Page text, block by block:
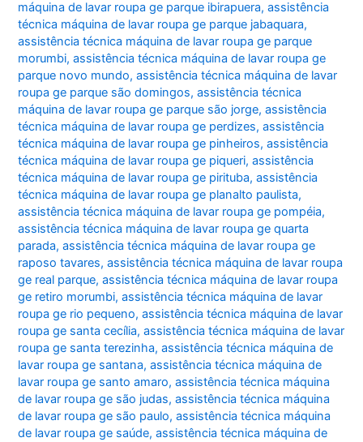
máquina de lavar roupa ge parque ibirapuera,assistência
técnica máquina de lavar roupa ge parque jabaquara,
assistência técnica máquina de lavar roupa ge parque
morumbi,assistência técnica máquina de lavar roupa ge
parque novo mundo,assistência técnica máquina de lavar
roupa ge parque são domingos,assistência técnica
máquina de lavar roupa ge parque são jorge,assistência
técnica máquina de lavar roupa ge perdizes,assistência
técnica máquina de lavar roupa ge pinheiros,assistência
técnica máquina de lavar roupa ge piqueri,assistência
técnica máquina de lavar roupa ge pirituba,assistência
técnica máquina de lavar roupa ge planalto paulista,
assistência técnica máquina de lavar roupa ge pompéia,
assistência técnica máquina de lavar roupa ge quarta
parada,assistência técnica máquina de lavar roupa ge
raposo tavares,assistência técnica máquina de lavar roupa
ge real parque,assistência técnica máquina de lavar roupa
ge retiro morumbi,assistência técnica máquina de lavar
roupa ge rio pequeno,assistência técnica máquina de lavar
roupa ge santa cecília,assistência técnica máquina de lavar
roupa ge santa terezinha,assistência técnica máquina de
lavar roupa ge santana,assistência técnica máquina de
lavar roupa ge santo amaro,assistência técnica máquina
de lavar roupa ge são judas,assistência técnica máquina
de lavar roupa ge são paulo,assistência técnica máquina
de lavar roupa ge saúde,assistência técnica máquina de